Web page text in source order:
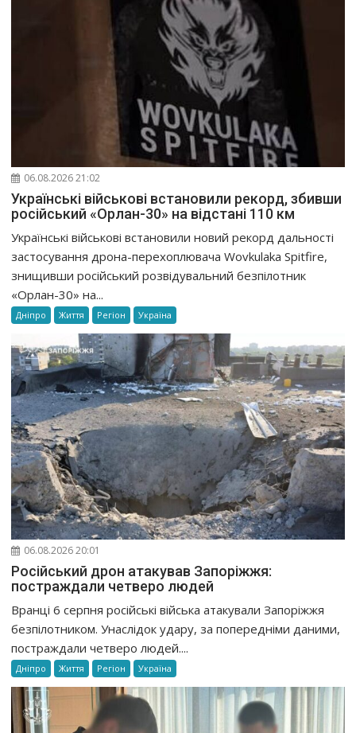
06.08.2026 21:02
Українські військові встановили рекорд, збивши
російський «Орлан-30» на відстані 110 км
Українські військові встановили новий рекорд дальності
застосування дрона-перехоплювача Wovkulaka Spitfire,
знищивши російський розвідувальний безпілотник
«Орлан-30» на...
Дніпро Життя Регіон Україна
06.08.2026 20:01
Російський дрон атакував Запоріжжя:
постраждали четверо людей
Вранці 6 серпня російські війська атакували Запоріжжя
безпілотником. Унаслідок удару, за попередніми даними,
постраждали четверо людей....
Дніпро Життя Регіон Україна